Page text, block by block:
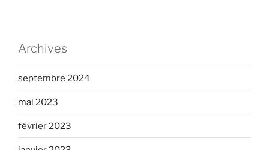
Archives
septembre 2024
mai 2023
février 2023